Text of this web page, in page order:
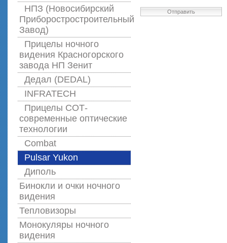
НПЗ (Новосибирский
Приборостростроительный
Завод)
Прицелы ночного
видения Красногорского
завода НП Зенит
Дедал (DEDAL)
INFRATECH
Прицелы СОТ-
современные оптические
технологии
Combat
Pulsar Yukon
Диполь
Бинокли и очки ночного
видения
Тепловизоры
Монокуляры ночного
видения
Отправить